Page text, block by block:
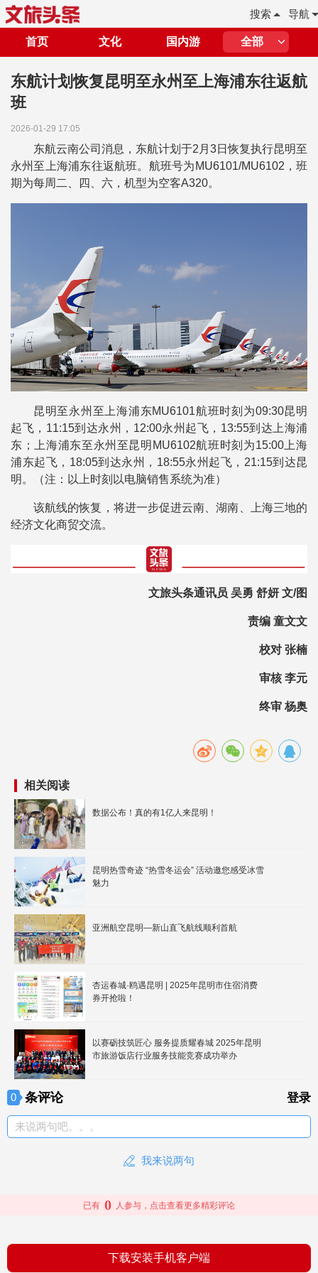
导航
搜索
首页 文化 国内游 全部
东航计划恢复昆明至永州至上海浦东往返航
班
2026-01-29 17:05
东航云南公司消息，东航计划于2月3日恢复执行昆明至
永州至上海浦东往返航班。航班号为MU6101/MU6102，班
期为每周二、四、六，机型为空客A320。
昆明至永州至上海浦东MU6101航班时刻为09:30昆明
起飞，11:15到达永州，12:00永州起飞，13:55到达上海浦
东；上海浦东至永州至昆明MU6102航班时刻为15:00上海
浦东起飞，18:05到达永州，18:55永州起飞，21:15到达昆
明。（注：以上时刻以电脑销售系统为准）
该航线的恢复，将进一步促进云南、湖南、上海三地的
经济文化商贸交流。
文旅头条通讯员 吴勇 舒妍 文/图
责编 童文文
校对 张楠
审核 李元
终审 杨奥
相关阅读
数据公布！真的有1亿人来昆明！
昆明热雪奇迹 “热雪冬运会” 活动邀您感受冰雪
魅力
亚洲航空昆明—新山直飞航线顺利首航
杏运春城·鸥遇昆明 | 2025年昆明市住宿消费
券开抢啦！
以赛砺技筑匠心 服务提质耀春城 2025年昆明
市旅游饭店行业服务技能竞赛成功举办
0 条评论 登录
来说两句吧。。。
我来说两句
已有 0 人参与，点击查看更多精彩评论
下载安装手机客户端